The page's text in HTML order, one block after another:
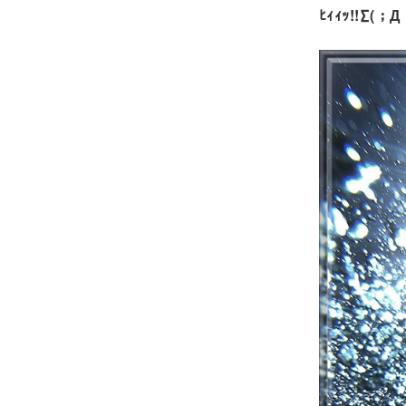
ﾋｨｨｯ!!∑(；Д